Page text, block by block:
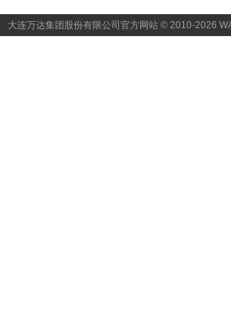
大连万达集团股份有限公司官方网站 © 2010-2026